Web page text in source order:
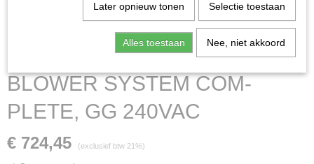
BLOWER SYSTEM COM-
PLETE, GG 240VAC
€ 724,45 (exclusief btw 21%)
Later opnieuw tonen Selectie toestaan
Alles toestaan Nee, niet akkoord